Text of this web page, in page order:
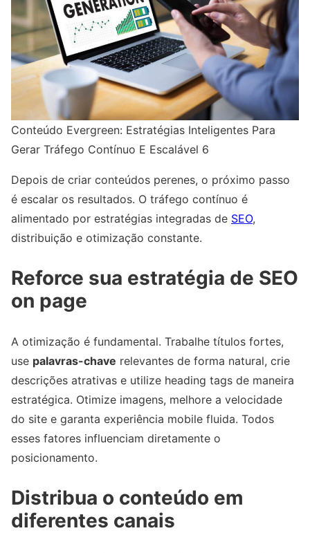
Conteúdo Evergreen: Estratégias Inteligentes Para
Gerar Tráfego Contínuo E Escalável 6
Depois de criar conteúdos perenes, o próximo passo
é escalar os resultados. O tráfego contínuo é
alimentado por estratégias integradas de SEO,
distribuição e otimização constante.
Reforce sua estratégia de SEO
on page
A otimização é fundamental. Trabalhe títulos fortes,
use palavras-chave relevantes de forma natural, crie
descrições atrativas e utilize heading tags de maneira
estratégica. Otimize imagens, melhore a velocidade
do site e garanta experiência mobile fluida. Todos
esses fatores influenciam diretamente o
posicionamento.
Distribua o conteúdo em
diferentes canais